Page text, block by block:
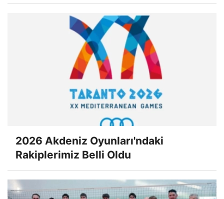
2026 Akdeniz Oyunları'ndaki
Rakiplerimiz Belli Oldu